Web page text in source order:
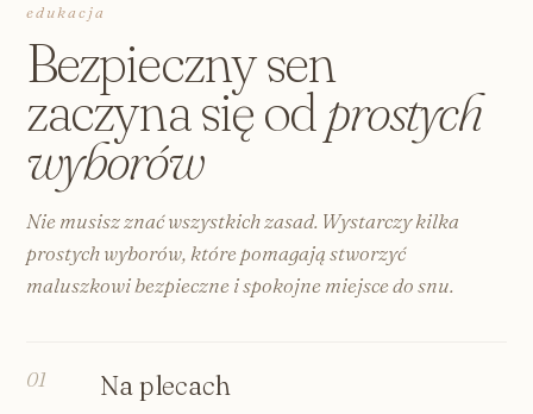
edukacja
Bezpieczny sen
zaczyna się od prostych
wyborów
Nie musisz znać wszystkich zasad. Wystarczy kilka
prostych wyborów, które pomagają stworzyć
maluszkowi bezpieczne i spokojne miejsce do snu.
01 Na plecach